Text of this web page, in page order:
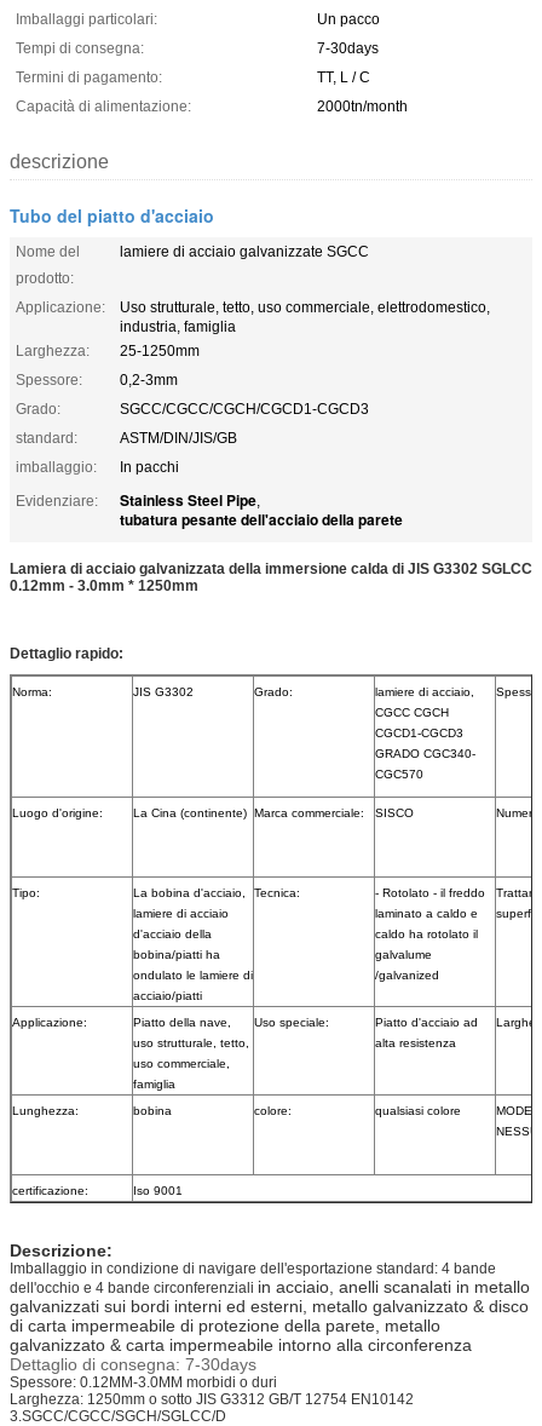
Imballaggi particolari:
Un pacco
Tempi di consegna:
7-30days
Termini di pagamento:
TT, L / C
Capacità di alimentazione:
2000tn/month
descrizione
Tubo del piatto d'acciaio
Nome del
prodotto:
lamiere di acciaio galvanizzate SGCC
Applicazione:
Uso strutturale, tetto, uso commerciale, elettrodomestico,
industria, famiglia
Larghezza:
25-1250mm
Spessore:
0,2-3mm
Grado:
SGCC/CGCC/CGCH/CGCD1-CGCD3
standard:
ASTM/DIN/JIS/GB
imballaggio:
In pacchi
Evidenziare:
Stainless Steel Pipe,
tubatura pesante dell'acciaio della parete
Lamiera di acciaio galvanizzata della immersione calda di JIS G3302 SGLCC
0.12mm - 3.0mm * 1250mm
Dettaglio rapido:
Norma: JIS G3302 Grado:
lamiere di acciaio,
CGCC CGCH
CGCD1-CGCD3
GRADO CGC340-
CGC570
Luogo d'origine: La Cina (continente) Marca commerciale: SISCO
Tipo:
La bobina d'acciaio,
lamiere di acciaio
d'acciaio della
bobina/piatti ha
ondulato le lamiere di
acciaio/piatti
Tecnica:
- Rotolato - il freddo
laminato a caldo e
caldo ha rotolato il
galvalume
/galvanized
Applicazione:
Piatto della nave,
uso strutturale, tetto,
uso commerciale,
famiglia
Uso speciale:
Piatto d'acciaio ad
alta resistenza
Lunghezza: bobina colore: qualsiasi colore
certificazione: Iso 9001
Descrizione:
Imballaggio in condizione di navigare dell'esportazione standard: 4 bande
dell'occhio e 4 bande circonferenziali in acciaio, anelli scanalati in metallo
galvanizzati sui bordi interni ed esterni, metallo galvanizzato & disco
di carta impermeabile di protezione della parete, metallo
galvanizzato & carta impermeabile intorno alla circonferenza
Dettaglio di consegna: 7-30days
Spessore: 0.12MM-3.0MM morbidi o duri
Larghezza: 1250mm o sotto JIS G3312 GB/T 12754 EN10142
3.SGCC/CGCC/SGCH/SGLCC/D